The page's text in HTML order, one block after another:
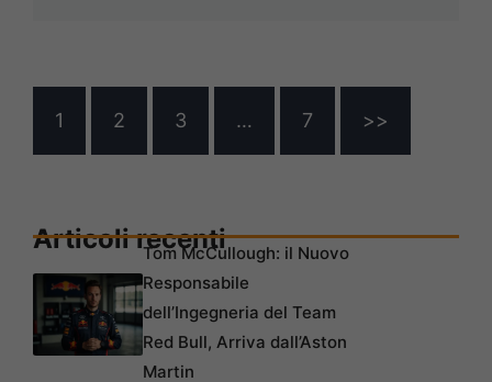
1 2 3 … 7 >>
Articoli recentiTom McCullough: il Nuovo
Responsabile
dell’Ingegneria del Team
Red Bull, Arriva dall’Aston
Martin